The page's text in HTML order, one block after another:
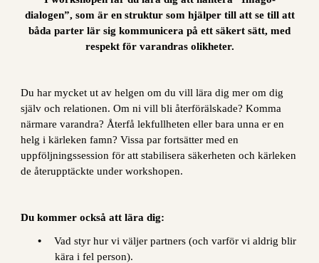
dialogen”, som är en struktur som hjälper till att se till att
båda parter lär sig kommunicera på ett säkert sätt, med
respekt för varandras olikheter.
Du har mycket ut av helgen om du vill lära dig mer om dig
själv och relationen. Om ni vill bli återförälskade? Komma
närmare varandra? Återfå lekfullheten eller bara unna er en
helg i kärleken famn? Vissa par fortsätter med en
uppföljningssession för att stabilisera säkerheten och kärleken
de återupptäckte under workshopen.
Du kommer också att lära dig:
•
Vad styr hur vi väljer partners (och varför vi aldrig blir
kära i fel person).